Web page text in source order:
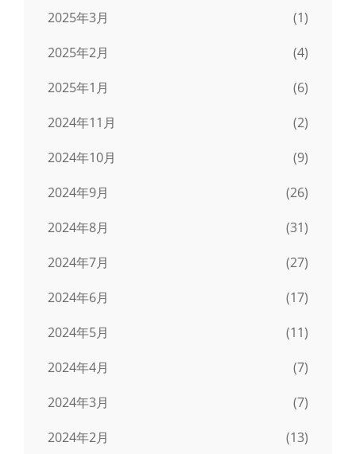
2025年3月
(1)
2025年2月
(4)
2025年1月
(6)
2024年11月
(2)
2024年10月
(9)
2024年9月
(26)
2024年8月
(31)
2024年7月
(27)
2024年6月
(17)
2024年5月
(11)
2024年4月
(7)
2024年3月
(7)
2024年2月
(13)